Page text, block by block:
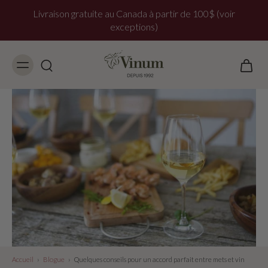
Livraison gratuite au Canada à partir de 100$ (voir
exceptions)
Accueil › Blogue › Quelques conseils pour un accord parfait entre mets et vin